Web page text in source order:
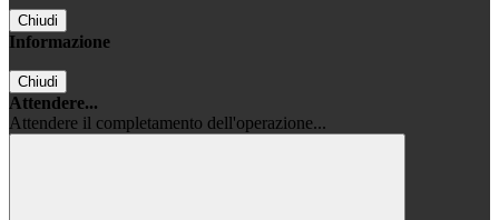
Chiudi
Informazione
Chiudi
Attendere...
Attendere il completamento dell'operazione...